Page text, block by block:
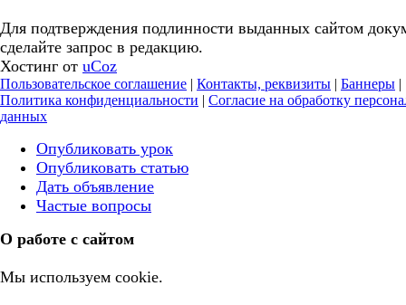
Для подтверждения подлинности выданных сайтом
сделайте запрос в редакцию.
Хостинг от uCoz
Пользовательское соглашение | Контакты, реквизиты | Баннеры |
Политика конфиденциальности | Согласие на обработку
данных
Опубликовать урок
Опубликовать статью
Дать объявление
Частые вопросы
О работе с сайтом
Мы используем cookie.